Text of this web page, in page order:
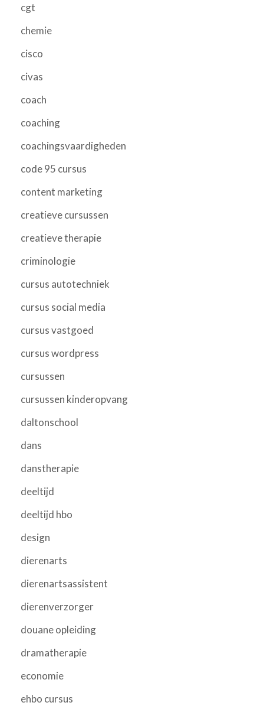
cgt
chemie
cisco
civas
coach
coaching
coachingsvaardigheden
code 95 cursus
content marketing
creatieve cursussen
creatieve therapie
criminologie
cursus autotechniek
cursus social media
cursus vastgoed
cursus wordpress
cursussen
cursussen kinderopvang
daltonschool
dans
danstherapie
deeltijd
deeltijd hbo
design
dierenarts
dierenartsassistent
dierenverzorger
douane opleiding
dramatherapie
economie
ehbo cursus